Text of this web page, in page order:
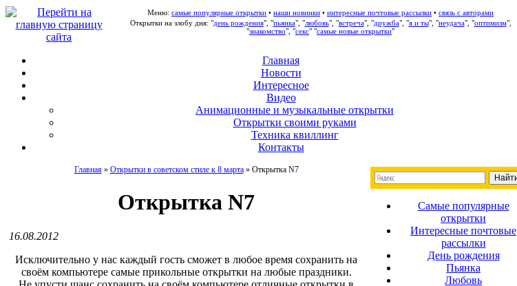
Меню: самые популярные открытки • наши новинки • интересные почтовые рассылки • связь с авторами
Открытки на злобу дня: "день рождения", "пьянка", "любовь", "встреча", "дружба", "я и ты", "неудача", "оптимизм",
"знакомство", "секс" "самые новые открытки"
Главная
Новости
Интересное
Видео
Анимационные и музыкальные открытки
Открытки своими руками
Техника квиллинг
Контакты
Главная» Открытки в советском стиле к 8 марта» Открытка N7
Открытка N7
16.08.2012
Исключительно у нас каждый гость сможет в любое время сохранить на
своём компьютере самые прикольные открытки на любые праздники.
Самые популярные
открытки
Интересные почтовые
рассылки
День рождения
Пьянка
Любовь